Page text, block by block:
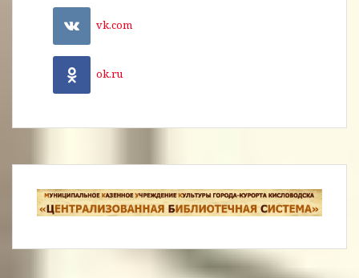
vk.com
ok.ru